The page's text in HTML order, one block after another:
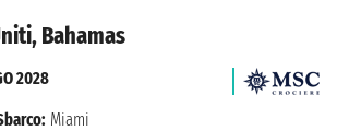
Bahamas
2028
Miami